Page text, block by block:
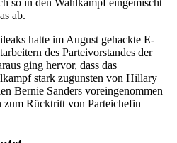
ab.
hatte im August gehackte E-
des Parteivorstandes der
ging hervor, dass das
stark zugunsten von Hillary
Bernie Sanders voreingenommen
Rücktritt von Parteichefin